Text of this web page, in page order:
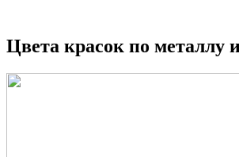
Цвета красок по металлу